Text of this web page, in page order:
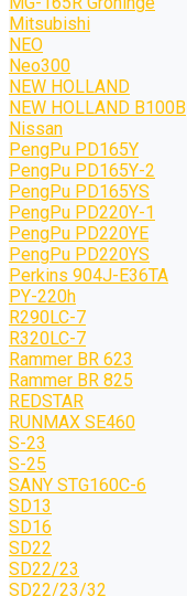
Mitsubishi
NEO
Neo300
NEW HOLLAND
NEW HOLLAND B100B
Nissan
PengPu PD165Y
PengPu PD165Y-2
PengPu PD165YS
PengPu PD220Y-1
PengPu PD220YE
PengPu PD220YS
Perkins 904J-E36TA
PY-220h
R290LC-7
R320LC-7
Rammer BR 623
Rammer BR 825
REDSTAR
RUNMAX SE460
S-23
S-25
SANY STG160C-6
SD13
SD16
SD22
SD22/23
SD22/23/32